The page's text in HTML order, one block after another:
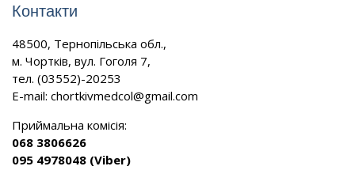
Контакти
48500, Тернопільська обл.,
м. Чортків, вул. Гоголя 7,
тел. (03552)-20253
E-mail: chortkivmedcol@gmail.com
Приймальна комісія:
068 3806626
095 4978048 (Viber)